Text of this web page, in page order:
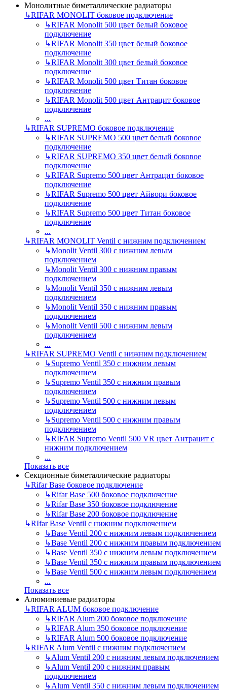
Монолитные биметаллические радиаторы
↳RIFAR MONOLIT боковое подключение
↳RIFAR Monolit 500 цвет белый боковое
подключение
↳RIFAR Monolit 350 цвет белый боковое
подключение
↳RIFAR Monolit 300 цвет белый боковое
подключение
↳RIFAR Monolit 500 цвет Титан боковое
подключение
↳RIFAR Monolit 500 цвет Антрацит боковое
подключение
...
↳RIFAR SUPREMO боковое подключение
↳RIFAR SUPREMO 500 цвет белый боковое
подключение
↳RIFAR SUPREMO 350 цвет белый боковое
подключение
↳RIFAR Supremo 500 цвет Антрацит боковое
подключение
↳RIFAR Supremo 500 цвет Айвори боковое
подключение
↳RIFAR Supremo 500 цвет Титан боковое
подключение
...
↳RIFAR MONOLIT Ventil с нижним подключением
↳Monolit Ventil 300 с нижним левым
подключением
↳Monolit Ventil 300 с нижним правым
подключением
↳Monolit Ventil 350 с нижним левым
подключением
↳Monolit Ventil 350 с нижним правым
подключением
↳Monolit Ventil 500 с нижним левым
подключением
...
↳RIFAR SUPREMO Ventil с нижним подключением
↳Supremo Ventil 350 с нижним левым
подключением
↳Supremo Ventil 350 с нижним правым
подключением
↳Supremo Ventil 500 с нижним левым
подключением
↳Supremo Ventil 500 с нижним правым
подключением
↳RIFAR Supremo Ventil 500 VR цвет Антрацит с
нижним подключением
...
Показать все
Секционные биметаллические радиаторы
↳Rifar Base боковое подключение
↳Rifar Base 500 боковое подключение
↳Rifar Base 350 боковое подключение
↳Rifar Base 200 боковое подключение
↳RIfar Base Ventil с нижним подключением
↳Base Ventil 200 с нижним левым подключением
↳Base Ventil 200 с нижним правым подключением
↳Base Ventil 350 с нижним левым подключением
↳Base Ventil 350 с нижним правым подключением
↳Base Ventil 500 с нижним левым подключением
...
Показать все
Алюминиевые радиаторы
↳RIFAR ALUM боковое подключение
↳RIFAR Alum 200 боковое подключение
↳RIFAR Alum 350 боковое подключение
↳RIFAR Alum 500 боковое подключение
↳RIFAR Alum Ventil с нижним подключением
↳Alum Ventil 200 с нижним левым подключением
↳Alum Ventil 200 с нижним правым
подключением
↳Alum Ventil 350 с нижним левым подключением